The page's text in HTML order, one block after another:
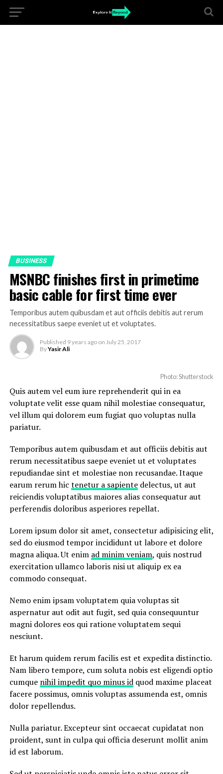
BUSINESS
MSNBC finishes first in primetime
basic cable for first time ever
Temporibus autem quibusdam et aut officiis debitis aut rerum
necessitatibus saepe eveniet ut et voluptates.
Published 9 years ago on July 25, 2017
ByYasir Ali
Photo: Shutterstock
Quis autem vel eum iure reprehenderit qui in ea
voluptate velit esse quam nihil molestiae consequatur,
vel illum qui dolorem eum fugiat quo voluptas nulla
pariatur.
Temporibus autem quibusdam et aut officiis debitis aut
rerum necessitatibus saepe eveniet ut et voluptates
repudiandae sint et molestiae non recusandae. Itaque
earum rerum hic tenetur a sapientedelectus, ut aut
reiciendis voluptatibus maiores alias consequatur aut
perferendis doloribus asperiores repellat.
Lorem ipsum dolor sit amet, consectetur adipisicing elit,
sed do eiusmod tempor incididunt ut labore et dolore
magna aliqua. Ut enim ad minim veniam, quis nostrud
exercitation ullamco laboris nisi ut aliquip ex ea
commodo consequat.
Nemo enim ipsam voluptatem quia voluptas sit
aspernatur aut odit aut fugit, sed quia consequuntur
magni dolores eos qui ratione voluptatem sequi
nesciunt.
Et harum quidem rerum facilis est et expedita distinctio.
Nam libero tempore, cum soluta nobis est eligendi optio
cumque nihil impedit quo minus idquod maxime placeat
facere possimus, omnis voluptas assumenda est, omnis
dolor repellendus.
Nulla pariatur. Excepteur sint occaecat cupidatat non
proident, sunt in culpa qui officia deserunt mollit anim
id est laborum.